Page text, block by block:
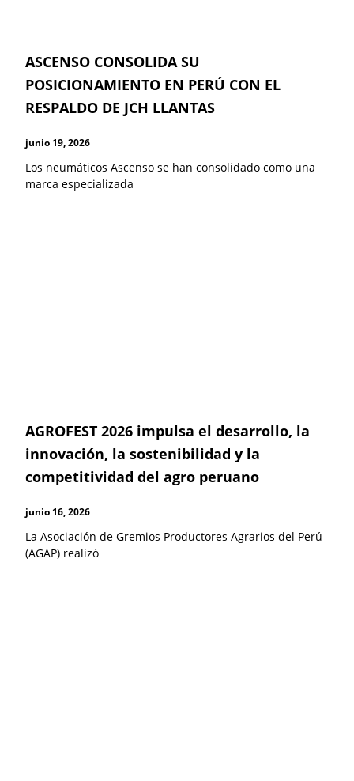
ASCENSO CONSOLIDA SU
POSICIONAMIENTO EN PERÚ CON EL
RESPALDO DE JCH LLANTAS
junio 19, 2026
Los neumáticos Ascenso se han consolidado como una
marca especializada
AGROFEST 2026 impulsa el desarrollo, la
innovación, la sostenibilidad y la
competitividad del agro peruano
junio 16, 2026
La Asociación de Gremios Productores Agrarios del Perú
(AGAP) realizó